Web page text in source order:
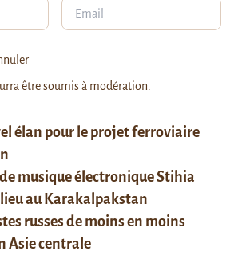
élan pour le projet ferroviaire
musique électronique Stihia
lieu au Karakalpakstan
russes de moins en moins
Asie centrale
être soumis à modération.